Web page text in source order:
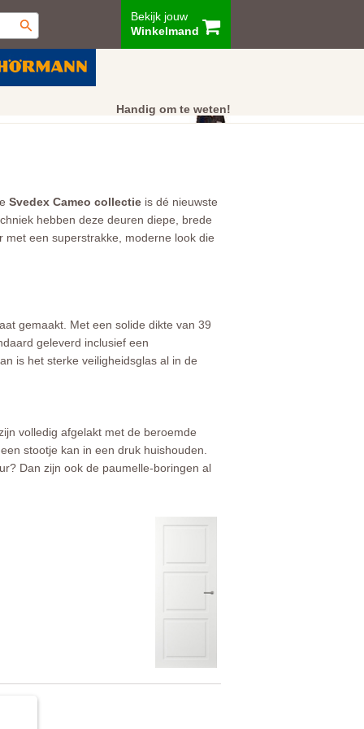
Bekijk jouw
Winkelmand
Handig om te weten!
Klantenservice
Svedex Cameo collectie is dé nieuwste
hebben deze deuren diepe, brede
een superstrakke, moderne look die
gemaakt. Met een solide dikte van 39
geleverd inclusief een
is het sterke veiligheidsglas al in de
volledig afgelakt met de beroemde
stootje kan in een druk huishouden.
Dan zijn ook de paumelle-boringen al